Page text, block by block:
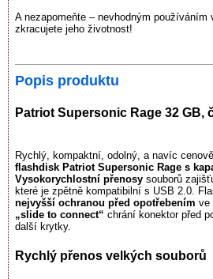
A nezapomeňte – nevhodným používáním
zkracujete jeho životnost!
Popis produktu
Patriot Supersonic Rage 32 GB,
Rychlý, kompaktní, odolný, a navíc
flashdisk Patriot Supersonic Rage s
Vysokorychlostní přenosy souborů
které je zpětně kompatibilní s USB 2.0.
nejvyšší ochranou před opotřebením ve
„slide to connect“ chrání konektor před
další krytky.
Rychlý přenos velkých souborů